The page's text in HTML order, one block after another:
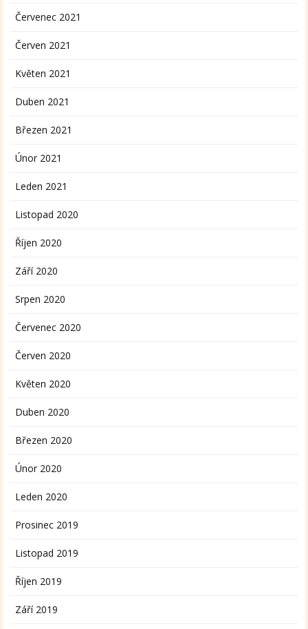
Červenec 2021
Červen 2021
Květen 2021
Duben 2021
Březen 2021
Únor 2021
Leden 2021
Listopad 2020
Říjen 2020
Září 2020
Srpen 2020
Červenec 2020
Červen 2020
Květen 2020
Duben 2020
Březen 2020
Únor 2020
Leden 2020
Prosinec 2019
Listopad 2019
Říjen 2019
Září 2019